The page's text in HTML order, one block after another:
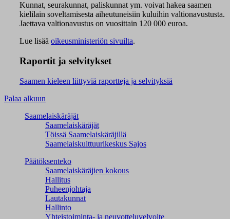
Kunnat, seurakunnat, paliskunnat ym. voivat hakea saamen
kielilain soveltamisesta aiheutuneisiin kuluihin valtionavustusta.
Jaettava valtionavustus on vuosittain 120 000 euroa.
Lue lisää oikeusministeriön sivuilta.
Raportit ja selvitykset
Saamen kieleen liittyviä raportteja ja selvityksiä
Palaa alkuun
Saamelaiskäräjät
Saamelaiskäräjät
Töissä Saamelaiskäräjillä
Saamelaiskulttuuri­keskus Sajos
Päätöksenteko
Saamelaiskäräjien kokous
Hallitus
Puheenjohtaja
Lautakunnat
Hallinto
Yhteistoiminta- ja neuvotteluvelvoite